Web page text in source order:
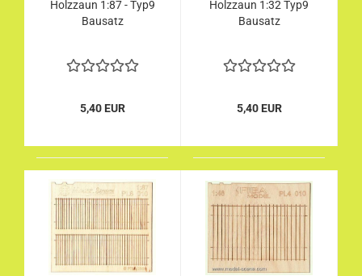
Holzzaun 1:87 - Typ9
Bausatz
5,40 EUR
Holzzaun 1:32 Typ9
Bausatz
5,40 EUR